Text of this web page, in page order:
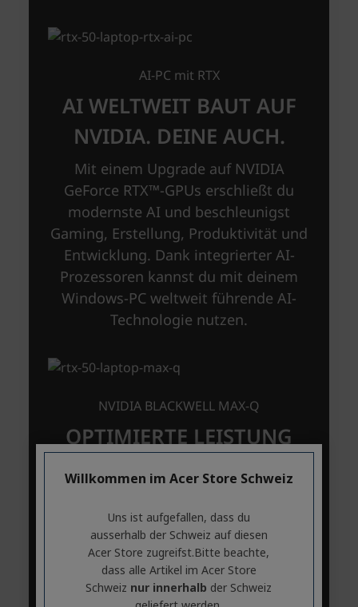
Willkommen im Acer Store Schweiz
Uns ist aufgefallen, dass du
ausserhalb ​der Schweiz auf diesen
Acer Store zugreifst.​Bitte beachte,
dass alle Artikel im Acer Store
Schweiz nur innerhalb der Schweiz